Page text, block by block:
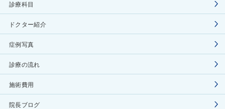
診療科目
ドクター紹介
症例写真
診療の流れ
施術費用
院長ブログ